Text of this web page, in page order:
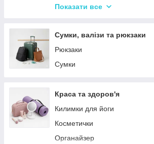
Дитячі фотокамери
Показати все
Сумки, валізи та рюкзаки
Рюкзаки
Сумки
Краса та здоров'я
Килимки для йоги
Косметички
Органайзер